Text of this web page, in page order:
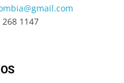
1147